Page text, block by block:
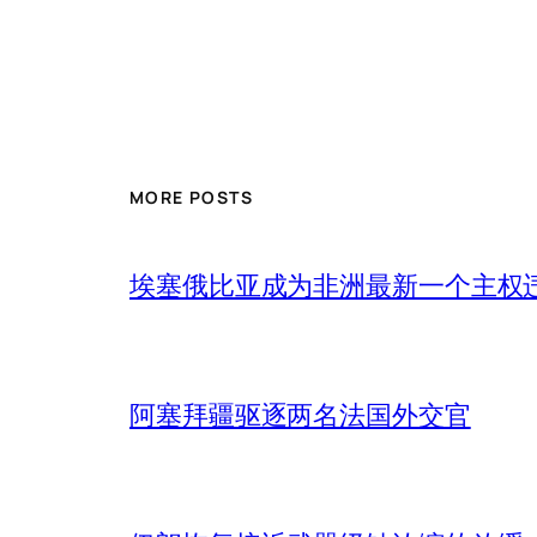
MORE POSTS
埃塞俄比亚成为非洲最新一个主权
阿塞拜疆驱逐两名法国外交官